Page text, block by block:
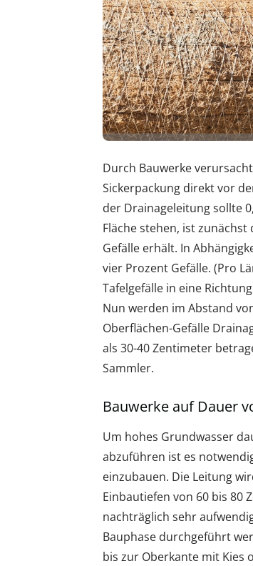
Durch Bauwerke
Sickerpackung direkt vor
der Drainageleitung sollte
Fläche stehen, ist
Gefälle erhält. In
vier Prozent Gefälle. (Pro
Tafelgefälle in eine
Nun werden im Abstand
Oberflächen-Gefälle
als 30-40 Zentimeter
Sammler.
Bauwerke auf Dauer
Um hohes Grundwasser
abzuführen ist es
einzubauen. Die Leitung
Einbautiefen von 60 bis 80
nachträglich sehr
Bauphase durchgeführt
bis zur Oberkante mit Kies